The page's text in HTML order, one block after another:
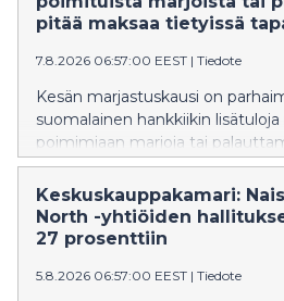
pitää maksaa tietyissä
7.8.2026 06:57:00 EEST | Tiedote
Kesän marjastuskausi on
suomalainen hankkiikin
poimimiaan marjoja tai
kertyneitä pulloja ja tölkkejä.
mukaan näihin liittyvät
ole kaikilta osin selkeitä.
liittyvää verotusta tulisi
Viitala.
Keskuskauppakamari:
North -yhtiöiden
27 prosenttiin
5.8.2026 06:57:00 EEST | Tiedote